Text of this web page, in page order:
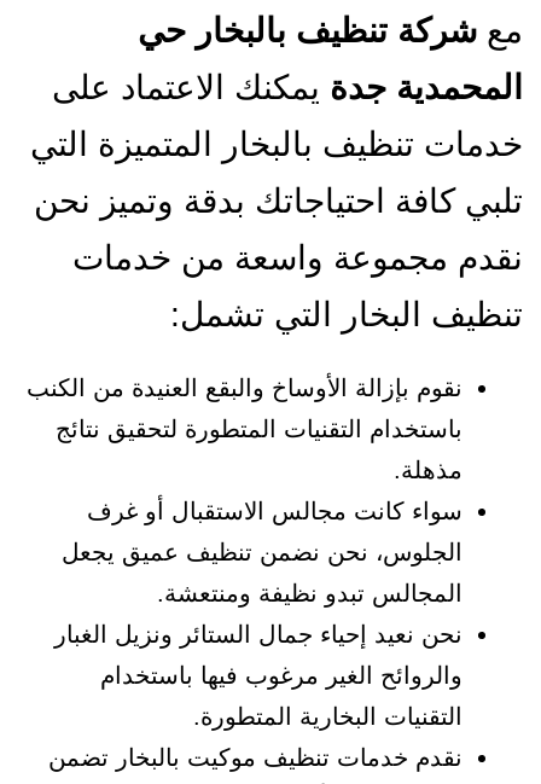
مع شركة تنظيف بالبخار حي
المحمدية جدة يمكنك الاعتماد على
خدمات تنظيف بالبخار المتميزة التي
تلبي كافة احتياجاتك بدقة وتميز نحن
نقدم مجموعة واسعة من خدمات
تنظيف البخار التي تشمل:
نقوم بإزالة الأوساخ والبقع العنيدة من الكنب
باستخدام التقنيات المتطورة لتحقيق نتائج
مذهلة.
سواء كانت مجالس الاستقبال أو غرف
الجلوس، نحن نضمن تنظيف عميق يجعل
المجالس تبدو نظيفة ومنتعشة.
نحن نعيد إحياء جمال الستائر ونزيل الغبار
والروائح الغير مرغوب فيها باستخدام
التقنيات البخارية المتطورة.
نقدم خدمات تنظيف موكيت بالبخار تضمن